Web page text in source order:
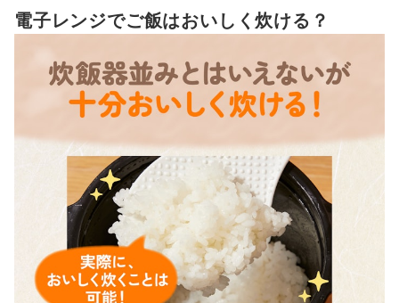
そのほかの電子レンジ調理器もチェックしよう！
電子レンジ炊飯器の売れ筋ランキングもチェック！
電子レンジでご飯はおいしく炊ける？